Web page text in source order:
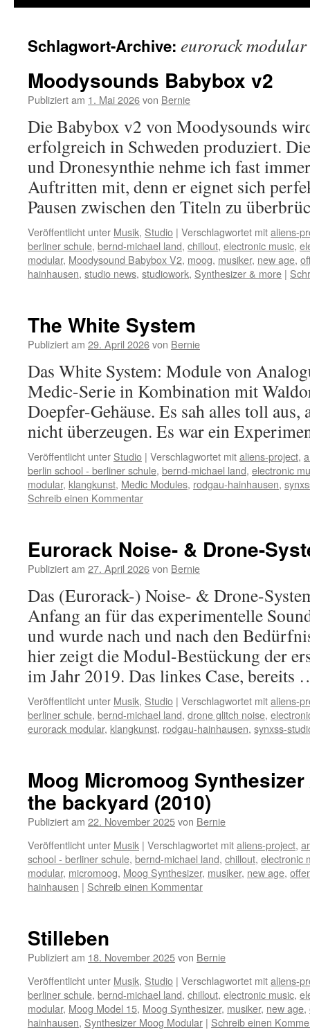
Schlagwort-Archive: eurorack modular
Moodysounds Babybox v2
Publiziert am 1. Mai 2026von Bernie
Die Babybox v2 von Moodysounds
erfolgreich in Schweden produziert.
und Dronesynthie nehme ich fast
Auftritten mit, denn er eignet sich
Pausen zwischen den Titeln zu
Veröffentlicht unter Musik, Studio | Verschlagwortet mitaliens-
berliner schule, bernd-michael land, chillout, electronic music,
modular, Moodysound Babybox V2, moog, musiker, new age,
hainhausen, studio news, studiowork, Synthesizer & more |
The White System
Publiziert am 29. April 2026von Bernie
Das White System: Module von
Medic-Serie in Kombination mit
Doepfer-Gehäuse. Es sah alles toll
nicht überzeugen. Es war ein
Veröffentlicht unter Studio | Verschlagwortet mitaliens-project,
berlin school - berliner schule, bernd-michael land, electronic
modular, klangkunst, Medic Modules, rodgau-hainhausen,
Schreib einen Kommentar
Eurorack Noise- & Drone-
Publiziert am 27. April 2026von Bernie
Das (Eurorack-) Noise- & Drone-
Anfang an für das experimentelle
und wurde nach und nach den
hier zeigt die Modul-Bestückung der
im Jahr 2019. Das linkes Case,
Veröffentlicht unter Musik, Studio | Verschlagwortet mitaliens-
berliner schule, bernd-michael land, drone glitch noise,
eurorack modular, klangkunst, rodgau-hainhausen, synxss-
Moog Micromoog
the backyard (2010)
Publiziert am 22. November 2025von Bernie
Veröffentlicht unter Musik | Verschlagwortet mitaliens-project,
school - berliner schule, bernd-michael land, chillout, electronic
modular, micromoog, Moog Synthesizer, musiker, new age,
hainhausen | Schreib einen Kommentar
Stilleben
Publiziert am 18. November 2025von Bernie
Veröffentlicht unter Musik, Studio | Verschlagwortet mitaliens-
berliner schule, bernd-michael land, chillout, electronic music,
modular, Moog Model 15, Moog Synthesizer, musiker, new age,
hainhausen, Synthesizer Moog Modular | Schreib einen